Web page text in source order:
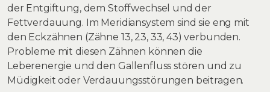
der Entgiftung, dem Stoffwechsel und der
Fettverdauung. Im Meridiansystem sind sie eng mit
den Eckzähnen (Zähne 13, 23, 33, 43) verbunden.
Probleme mit diesen Zähnen können die
Leberenergie und den Gallenfluss stören und zu
Müdigkeit oder Verdauungsstörungen beitragen.